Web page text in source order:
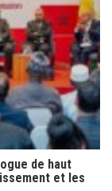
de haut
et les